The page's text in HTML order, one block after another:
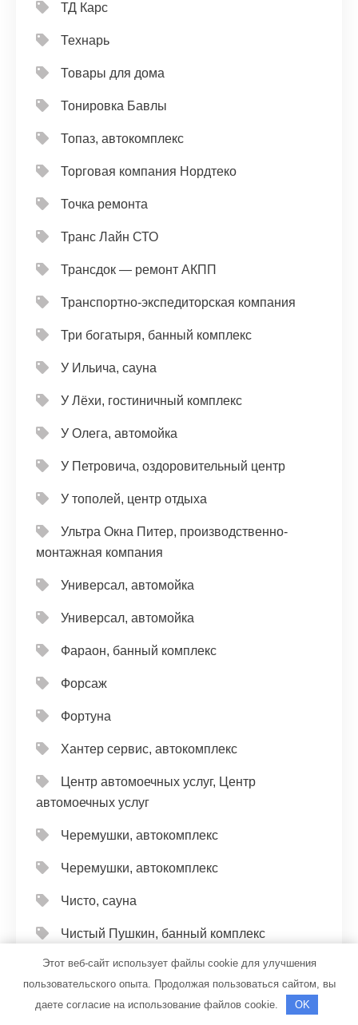
ТД Карс
Технарь
Товары для дома
Тонировка Бавлы
Топаз, автокомплекс
Торговая компания Нордтеко
Точка ремонта
Транс Лайн СТО
Трансдок — ремонт АКПП
Транспортно-экспедиторская компания
Три богатыря, банный комплекс
У Ильича, сауна
У Лёхи, гостиничный комплекс
У Олега, автомойка
У Петровича, оздоровительный центр
У тополей, центр отдыха
Ультра Окна Питер, производственно-
монтажная компания
Универсал, автомойка
Универсал, автомойка
Фараон, банный комплекс
Форсаж
Фортуна
Хантер сервис, автокомплекс
Центр автомоечных услуг, Центр
автомоечных услуг
Черемушки, автокомплекс
Черемушки, автокомплекс
Чисто, сауна
Чистый Пушкин, банный комплекс
Чкаловская СТО
Этот веб-сайт использует файлы cookie для улучшения
пользовательского опыта. Продолжая пользоваться сайтом, вы
даете согласие на использование файлов cookie.
OK